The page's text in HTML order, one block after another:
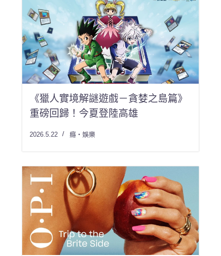
《獵人實境解謎遊戲－貪婪之島篇》
重磅回歸！今夏登陸高雄
2026.5.22 癮・娛樂